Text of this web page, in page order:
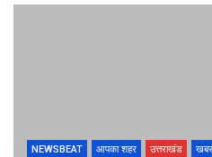
NEWSBEAT आपका शहर उत्तराखंड